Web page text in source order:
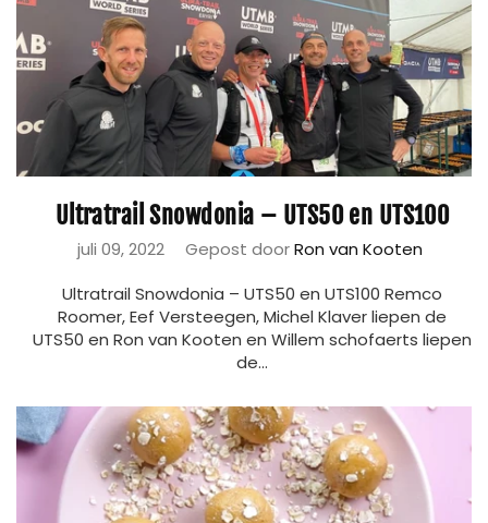
Ultratrail Snowdonia – UTS50 en UTS100
juli 09, 2022 Gepost doorRon van Kooten
Ultratrail Snowdonia – UTS50 en UTS100 Remco
Roomer, Eef Versteegen, Michel Klaver liepen de
UTS50 en Ron van Kooten en Willem schofaerts liepen
de...